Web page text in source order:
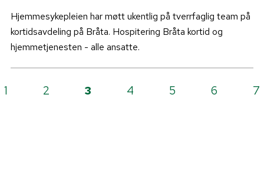
Hjemmesykepleien har møtt ukentlig på tverrfaglig team på
kortidsavdeling på Bråta. Hospitering Bråta kortid og
hjemmetjenesten - alle ansatte.
1 2 3 4 5 6 7